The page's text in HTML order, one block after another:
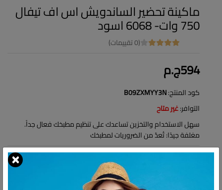
ماكينة تحضير الساندويش اس اف تيفال
750 وات- 6068 اسود
(0 تقييمات)
594ج.م
كود المنتج:B09ZXMYY3N
التوافر:غير متاح
سهل الاستخدام والتخزين تساعدك على تنظيم مطبخك فعال جداً.
مغلفة جيدًا: تُعدّ من الضروريات لمطبخك